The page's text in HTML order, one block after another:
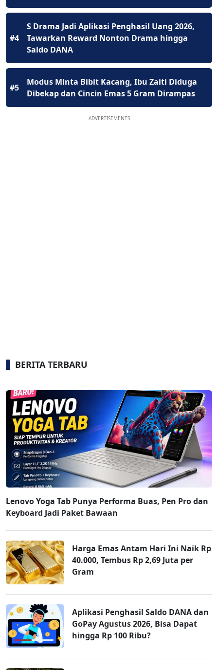
#4
S Drama Jadi Aplikasi Penghasil Uang 2026,
Tawarkan Reward Nonton Drama hingga
Saldo DANA
#5
Modus Minta Bibit Kacang, Ibu Zaiti Diduga
Dibekap dan Cincin Emas 5 Gram Dirampas
ADVERTISEMENTS
BERITA TERBARU
Lenovo Yoga Tab Punya Performa Buas, Pen Pro dan
Keyboard Jadi Paket Bawaan
Harga Emas Antam Hari Ini Naik Rp
40.000, Tembus Rp 2,69 Juta per
Gram
Aplikasi Penghasil Saldo DANA dan
GoPay Agustus 2026, Bisa Dapat
hingga Rp 100 Ribu?